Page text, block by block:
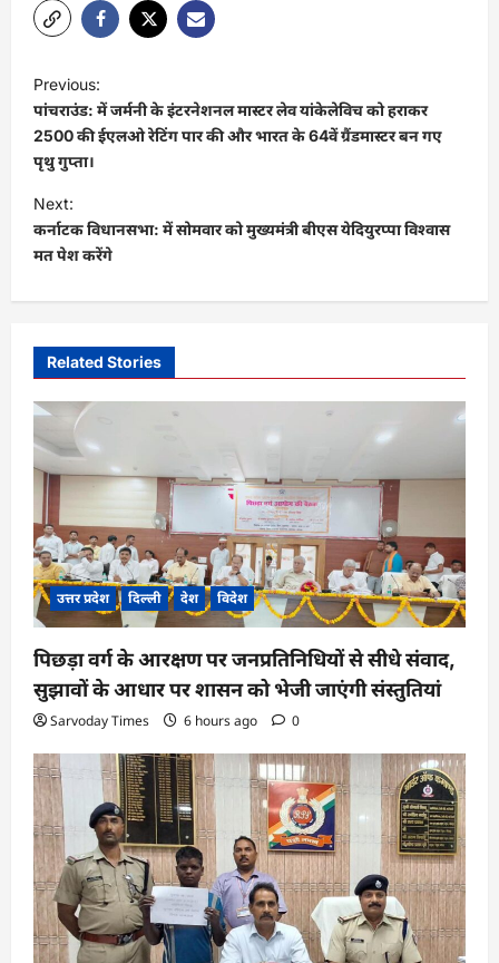
o
s
t
n
a
g
a
t
i
o
n
Previous:
पांचराउंड: में जर्मनी के इंटरनेशनल मास्टर लेव यांकेलेविच को हराकर
2500 की ईएलओ रेटिंग पार की और भारत के 64वें ग्रैंडमास्टर बन गए
पृथु गुप्ता।
Next:
कर्नाटक विधानसभा: में सोमवार को मुख्यमंत्री बीएस येदियुरप्पा विश्वास
मत पेश करेंगे
Related Stories
उत्तर प्रदेश दिल्ली देश विदेश
पिछड़ा वर्ग के आरक्षण पर जनप्रतिनिधियों से सीधे संवाद,
सुझावों के आधार पर शासन को भेजी जाएंगी संस्तुतियां
Sarvoday Times 6 hours ago 0